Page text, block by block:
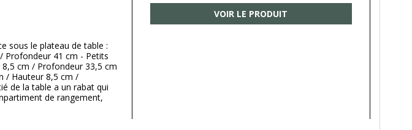
sous le plateau de table :
Profondeur 41 cm - Petits
cm / Profondeur 33,5 cm
/ Hauteur 8,5 cm /
de la table a un rabat qui
de rangement,
VOIR LE PRODUIT